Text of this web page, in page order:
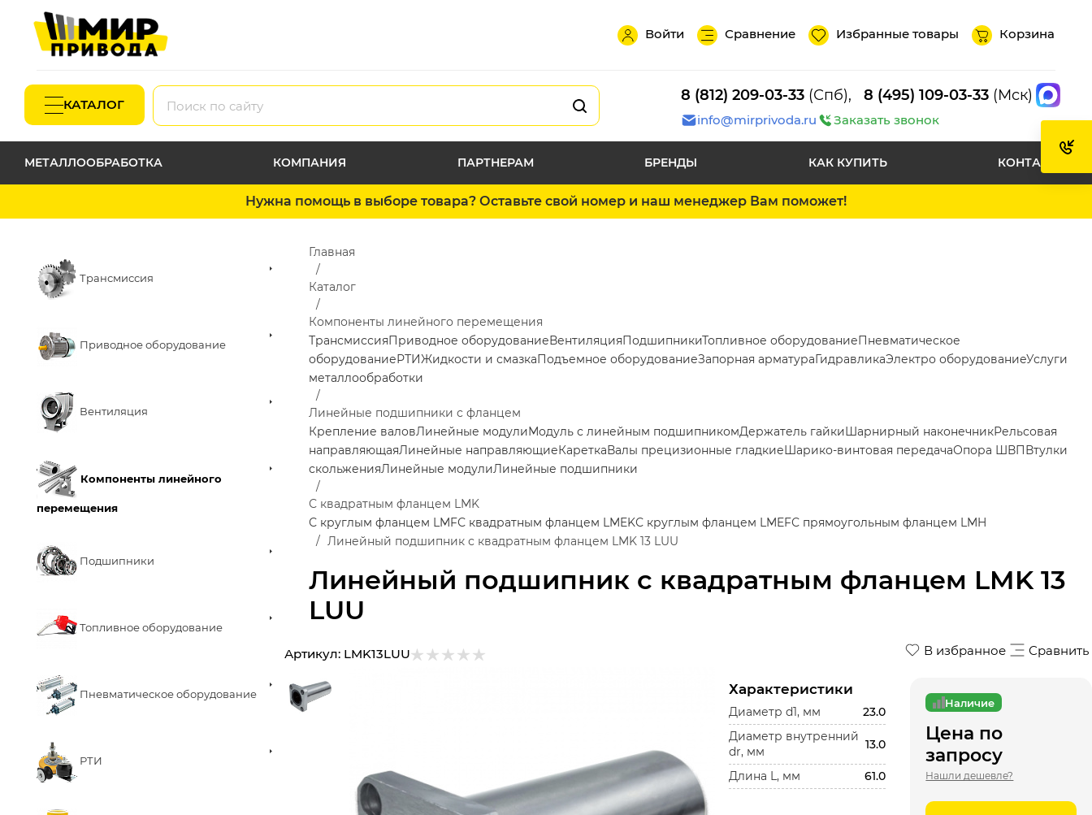
Войти Сравнение Избранные товары Корзина
КАТАЛОГ
8 (812) 209-03-33 (Спб), 8 (495) 109-03-33 (Мск)
info@mirprivoda.ru Заказать звонок
МЕТАЛЛООБРАБОТКА КОМПАНИЯ ПАРТНЕРАМ БРЕНДЫ КАК КУПИТЬ КОНТАКТЫ
Нужна помощь в выборе товара? Оставьте свой номер и наш менеджер Вам поможет!
Трансмиссия
Приводное оборудование
Вентиляция
Компоненты линейного
перемещения
Подшипники
Топливное оборудование
Пневматическое оборудование
РТИ
Линейный подшипник с квадратным фланцем LMK 13
LUU
Главная
Каталог
Компоненты линейного перемещения
ТрансмиссияПриводное оборудованиеВентиляцияПодшипникиТопливное оборудованиеПневматическое
оборудованиеРТИЖидкости и смазкаПодъемное оборудованиеЗапорная арматураГидравликаЭлектро оборудованиеУслуги
металлообработки
Линейные подшипники с фланцем
Крепление валовЛинейные модулиМодуль с линейным подшипникомДержатель гайкиШарнирный наконечникРельсовая
направляющаяЛинейные направляющиеКареткаВалы прецизионные гладкиеШарико-винтовая передачаОпора ШВПВтулки
скольженияЛинейные модулиЛинейные подшипники
С квадратным фланцем LMK
С круглым фланцем LMFС квадратным фланцем LMEKС круглым фланцем LMEFС прямоугольным фланцем LMH
Линейный подшипник с квадратным фланцем LMK 13 LUU
В избранное Сравнить
Артикул: LMK13LUU
Характеристики
Диаметр d1, мм
23.0
Диаметр внутренний
dr, мм
13.0
Длина L, мм 61.0
Наличие
Цена по
запросу
Нашли дешевле?